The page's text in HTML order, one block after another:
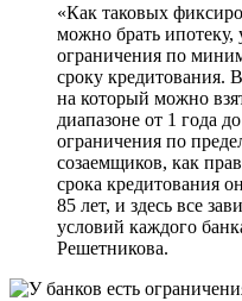
«Как таковых
можно брать ипотеку,
ограничения по
сроку кредитования.
на который можно
диапазоне от 1 года
ограничения по
созаемщиков, как
срока кредитования
85 лет, и здесь все
условий каждого
Решетникова.